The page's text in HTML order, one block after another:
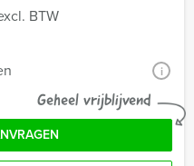
BTW
i
Geheel vrijblijvend